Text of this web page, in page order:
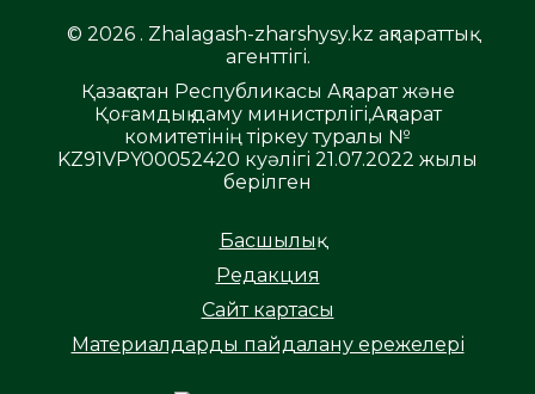
© 2026 . Zhalagash-zharshysy.kz ақпараттық
агенттігі.
Қазақстан Республикасы Ақпарат және
Қоғамдық даму министрлігі,Ақпарат
комитетінің тіркеу туралы №
KZ91VPY00052420 куәлігі 21.07.2022 жылы
берілген
Басшылық
Редакция
Сайт картасы
Материалдарды пайдалану ережелері